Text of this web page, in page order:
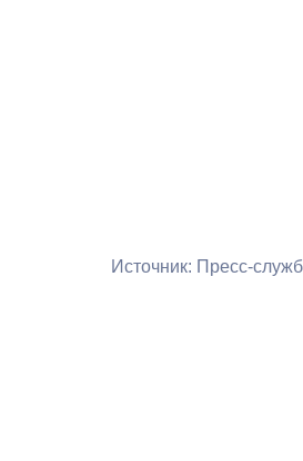
Источник: Пресс-